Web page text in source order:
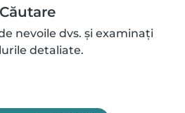
Căutare
nevoile dvs. și examinați
detaliate.